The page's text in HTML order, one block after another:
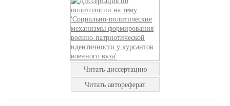
Читать диссертацию
Читать автореферат